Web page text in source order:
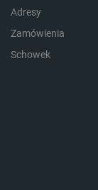
Adresy
Zamówienia
Schowek